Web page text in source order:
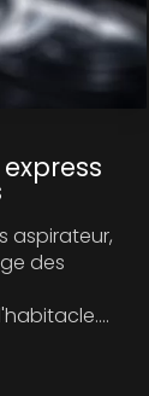
aspirateur,
des